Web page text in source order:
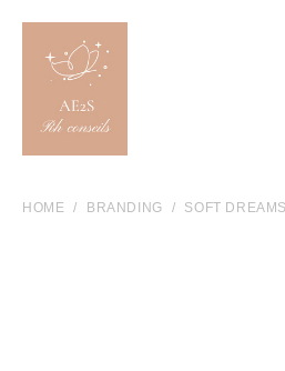
HOME BRANDING SOFT DREAMS